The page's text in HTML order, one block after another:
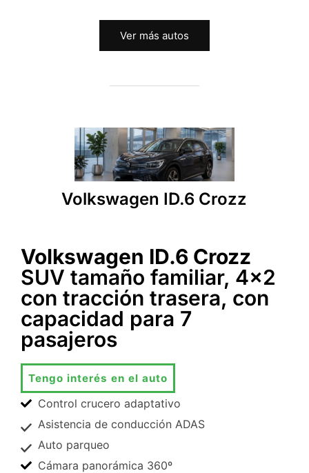
Ver más autos
Volkswagen ID.6 Crozz
Volkswagen ID.6 Crozz
SUV tamaño familiar, 4x2
con tracción trasera, con
capacidad para 7
pasajeros
Tengo interés en el auto
Control crucero adaptativo
Asistencia de conducción ADAS
Auto parqueo
Cámara panorámica 360º